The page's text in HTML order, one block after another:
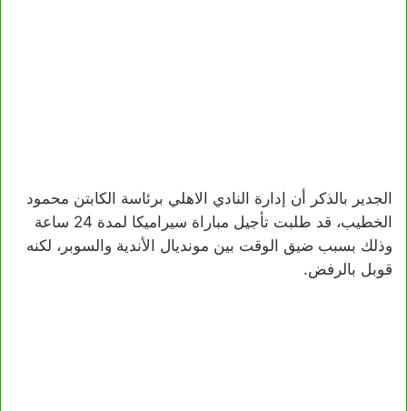
الجدير بالذكر أن إدارة النادي الاهلي برئاسة الكابتن محمود
الخطيب، قد طلبت تأجيل مباراة سيراميكا لمدة 24 ساعة
وذلك بسبب ضيق الوقت بين مونديال الأندية والسوبر، لكنه
قوبل بالرفض.